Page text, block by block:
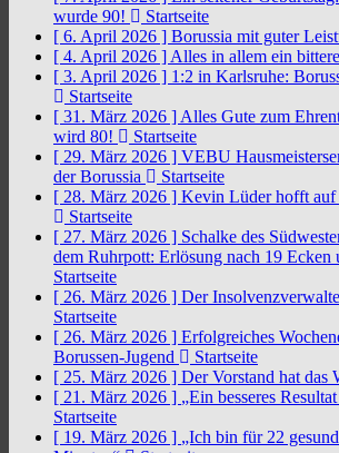
wurde 90!
Startseite
[ 6. April 2026 ] Borussia mit guter
[ 4. April 2026 ] Alles in allem ein
[ 3. April 2026 ] 1:2 in Karlsruhe:
Startseite
[ 31. März 2026 ] Alles Gute zum
wird 80!
Startseite
[ 29. März 2026 ] VEBU
der Borussia
Startseite
[ 28. März 2026 ] Kevin Lüder hofft auf
Startseite
[ 27. März 2026 ] Schalke des
dem Ruhrpott: Erlösung nach 19 Ecken
Startseite
[ 26. März 2026 ] Der
Startseite
[ 26. März 2026 ] Erfolgreiches
Borussen-Jugend
Startseite
[ 25. März 2026 ] Der Vorstand hat das
[ 21. März 2026 ] „Ein besseres
Startseite
[ 19. März 2026 ] „Ich bin für 22